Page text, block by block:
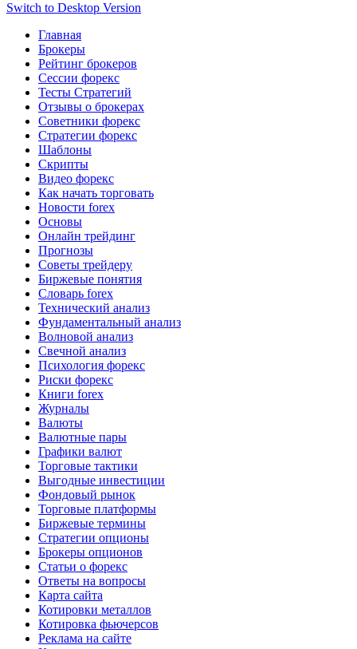
Switch to Desktop Version
Главная
Брокеры
Рейтинг брокеров
Сессии форекс
Тесты Стратегий
Отзывы о брокерах
Советники форекс
Стратегии форекс
Шаблоны
Скрипты
Видео форекс
Как начать торговать
Новости forex
Основы
Онлайн трейдинг
Прогнозы
Советы трейдеру
Биржевые понятия
Словарь forex
Технический анализ
Фундаментальный анализ
Волновой анализ
Свечной анализ
Психология форекс
Риски форекс
Книги forex
Журналы
Валюты
Валютные пары
Графики валют
Торговые тактики
Выгодные инвестиции
Фондовый рынок
Торговые платформы
Биржевые термины
Стратегии опционы
Брокеры опционов
Статьи о форекс
Ответы на вопросы
Карта сайта
Котировки металлов
Котировка фьючерсов
Реклама на сайте